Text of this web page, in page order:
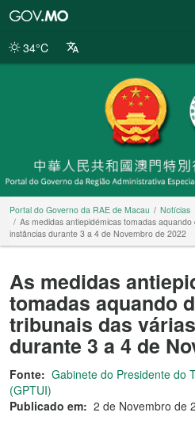
da
34°C
Portal do Governo da RAE de Macau
Notícias
As medidas antiepidémicas tomadas
instâncias durante 3 a 4 de Novembro de 2022
As medidas
tomadas aquando
tribunais das
durante 3 a 4 de
Fonte: Gabinete do Presidente do
(GPTUI)
Publicado em: 2 de Novembro de